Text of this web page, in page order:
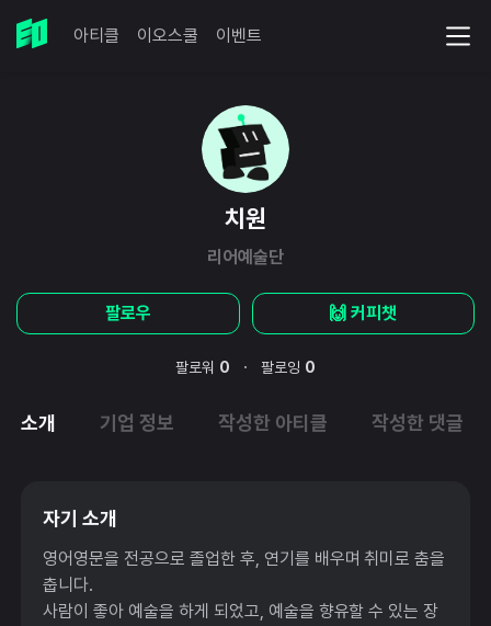
아티클 이오스쿨 이벤트
치원
리어예술단
팔로우 🙌 커피챗
팔로워 0 · 팔로잉 0
소개 기업 정보 작성한 아티클 작성한 댓글
자기 소개
영어영문을 전공으로 졸업한 후, 연기를 배우며 취미로 춤을
춥니다.
사람이 좋아 예술을 하게 되었고, 예술을 향유할 수 있는 장